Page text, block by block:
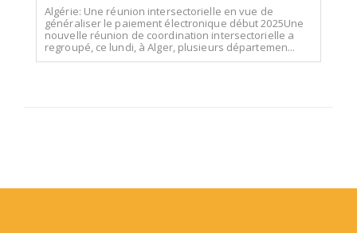
Algérie: Une réunion intersectorielle en vue de
généraliser le paiement électronique début 2025Une
nouvelle réunion de coordination intersectorielle a
regroupé, ce lundi, à Alger, plusieurs départemen...